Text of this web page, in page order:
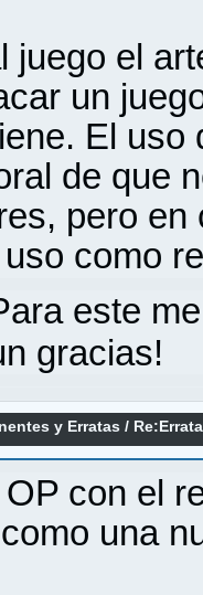
juego el
un
El uso
de que
pero
como
este
gracias!
y Erratas /
con el
una